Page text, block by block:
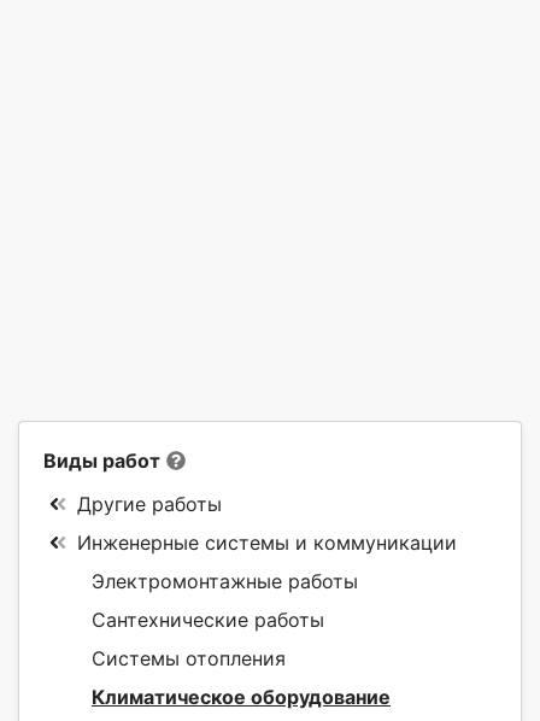
Виды работ
Другие работы
Инженерные системы и коммуникации
Электромонтажные работы
Сантехнические работы
Системы отопления
Климатическое оборудование